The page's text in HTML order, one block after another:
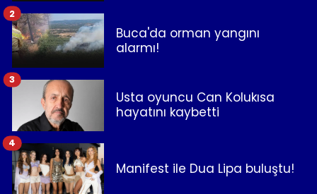
Buca'da orman yangını
alarmı!
2
Usta oyuncu Can Kolukısa
hayatını kaybetti
3
Manifest ile Dua Lipa buluştu!
4